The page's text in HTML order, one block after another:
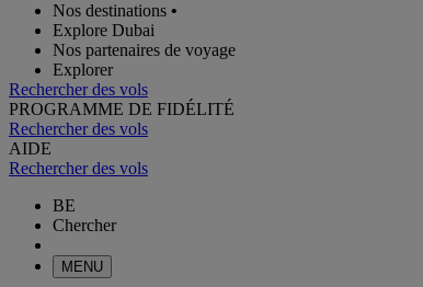
Nos destinations •
Explore Dubai
Nos partenaires de voyage
Explorer
Rechercher des vols
PROGRAMME DE FIDÉLITÉ
Rechercher des vols
AIDE
Rechercher des vols
BE
Chercher
MENU